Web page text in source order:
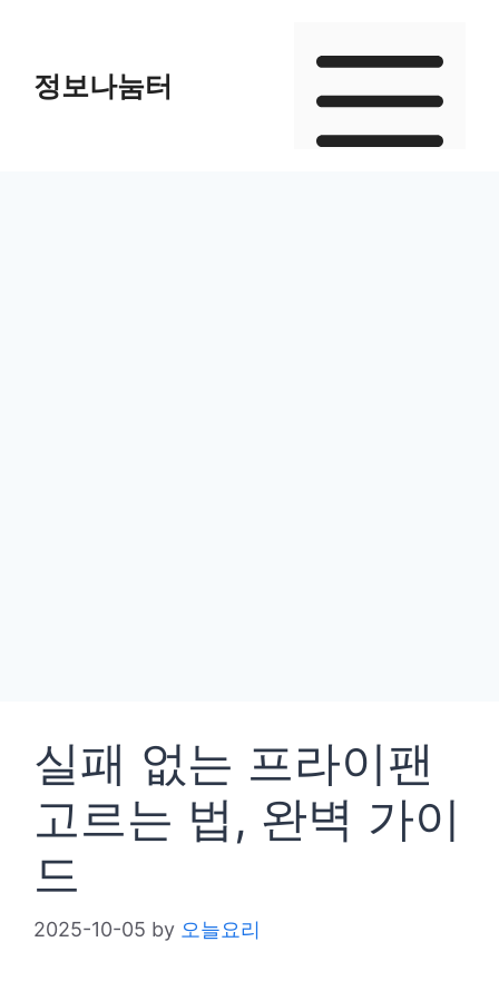
content정보나눔터
실패 없는 프라이팬
고르는 법, 완벽 가이
드
2025-10-05 by 오늘요리